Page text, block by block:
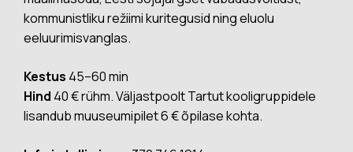
kommunistliku režiimi kuritegusid ning eluolu
eeluurimisvanglas.
Kestus 45–60 min
Hind 40 € rühm. Väljastpoolt Tartut kooligruppidele
lisandub muuseumipilet 6 € õpilase kohta.